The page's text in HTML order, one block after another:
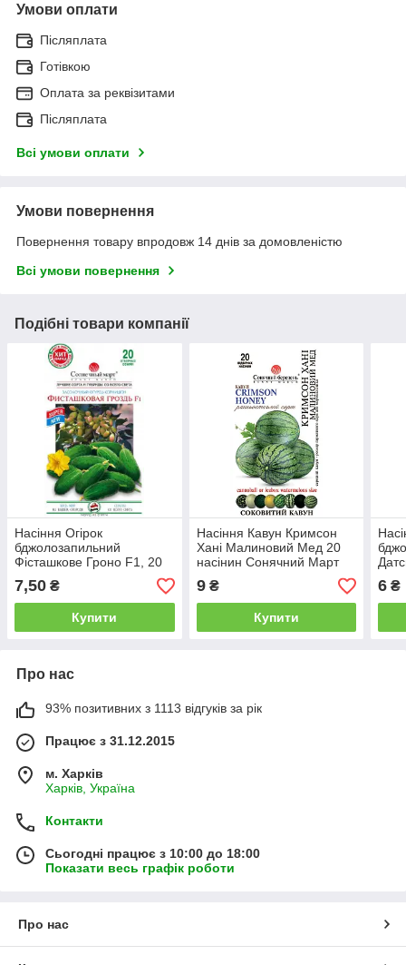
Умови оплати
Післяплата
Готівкою
Оплата за реквізитами
Післяплата
Всі умови оплати
Умови повернення
Повернення товару впродовж 14 днів за домовленістю
Всі умови повернення
Подібні товари компанії
Насіння Огірок
бджолозапильний
Фісташкове Гроно F1, 20
насінин Сонячний Март
7,50 ₴
Купити
Насіння Кавун Кримсон
Хані Малиновий Мед 20
насінин Сонячний Март
9₴
Купити
6 ₴
Про нас
93% позитивних з 1113 відгуків за рік
Працює з 31.12.2015
м. Харків
Харків, Україна
Контакти
Сьогодні працює з 10:00 до 18:00
Показати весь графік роботи
Про нас